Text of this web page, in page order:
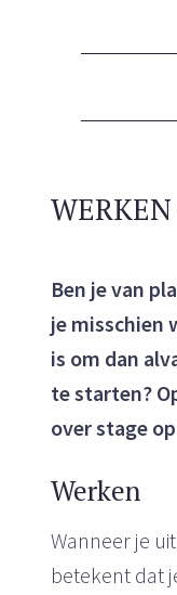
SKIP
Ben je van
je misschien
is om dan
te starten?
over stage
Werken
Wanneer je
betekent dat